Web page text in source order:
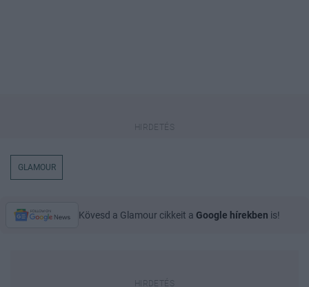
GLAMOUR
Kövesd a Glamour cikkeit a Google hírekben is!